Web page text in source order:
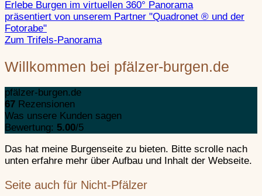
Gräfenstein –
Produktsortiment zur
Landeck – Souvenirs–
Lindelbrunn –
Produktsortiment zur
Dahner
Erlebe Burgen im virtuellen 360° Panorama
präsentiert von unserem Partner "Quadronet ® und der
Fotorabe"
Zum Trifels-Panorama
Willkommen bei pfälzer-burgen.de
pfälzer-burgen.de
67 Rezensionen
Was unsere Kunden sagen
Bewertung: 5.00/5
Das hat meine Burgenseite zu bieten. Bitte scrolle nach
unten erfahre mehr über Aufbau und Inhalt der Webseite.
Seite auch für Nicht-Pfälzer